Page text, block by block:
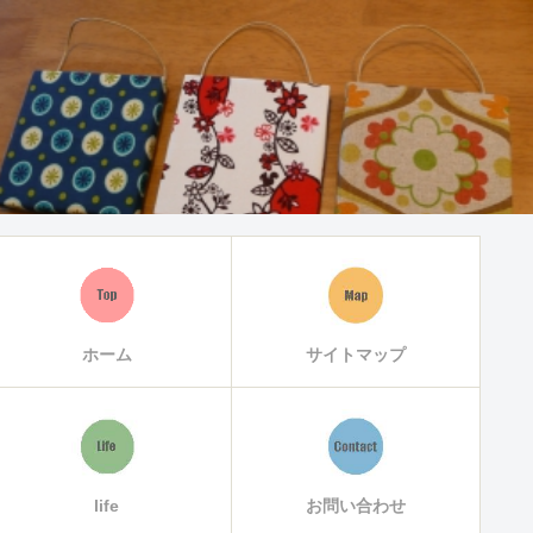
ホーム サイトマップ
life お問い合わせ